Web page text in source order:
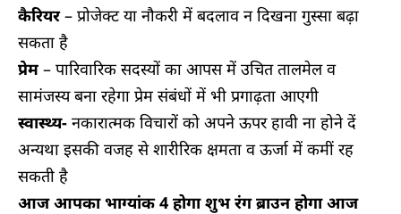
कैरियर– प्रोजेक्ट या नौकरी में बदलाव न दिखना गुस्सा बढ़ा
सकता है
प्रेम – पारिवारिक सदस्यों का आपस में उचित तालमेल व
सामंजस्य बना रहेगा प्रेम संबंधों में भी प्रगाढ़ता आएगी
स्वास्थ्य- नकारात्मक विचारों को अपने ऊपर हावी ना होने दें
अन्यथा इसकी वजह से शारीरिक क्षमता व ऊर्जा में कमीं रह
सकती है
आज आपका भाग्यांक 4 होगा शुभ रंग ब्राउन होगा आज